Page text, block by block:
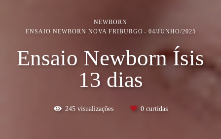
NEWBORN
ENSAIO NEWBORN NOVA FRIBURGO
04/JUNHO/2025
Ensaio Newborn Ísis
13 dias
245visualizações 0curtidas